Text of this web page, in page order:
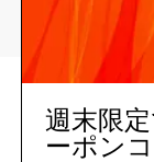
トップ
週末限
ーポン